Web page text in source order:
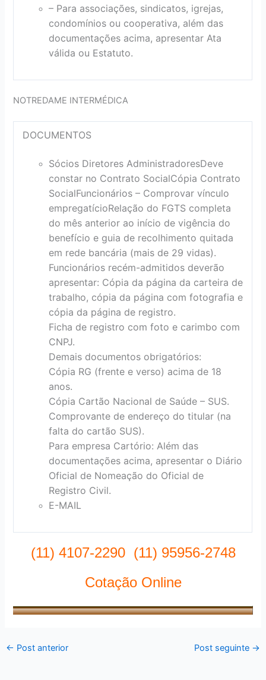
– Para associações, sindicatos, igrejas,
condomínios ou cooperativa, além das
documentações acima, apresentar Ata
válida ou Estatuto.
NOTREDAME INTERMÉDICA
DOCUMENTOS
Sócios Diretores AdministradoresDeve
constar no Contrato SocialCópia Contrato
SocialFuncionários – Comprovar vínculo
empregatícioRelação do FGTS completa
do mês anterior ao início de vigência do
benefício e guia de recolhimento quitada
em rede bancária (mais de 29 vidas).
Funcionários recém-admitidos deverão
apresentar: Cópia da página da carteira de
trabalho, cópia da página com fotografia e
cópia da página de registro.
Ficha de registro com foto e carimbo com
CNPJ.
Demais documentos obrigatórios:
Cópia RG (frente e verso) acima de 18
anos.
Cópia Cartão Nacional de Saúde – SUS.
Comprovante de endereço do titular (na
falta do cartão SUS).
Para empresa Cartório: Além das
documentações acima, apresentar o Diário
Oficial de Nomeação do Oficial de
Registro Civil.
E-MAIL
(11) 4107-2290 (11) 95956-2748
Cotação Online
← Post anterior Post seguinte →